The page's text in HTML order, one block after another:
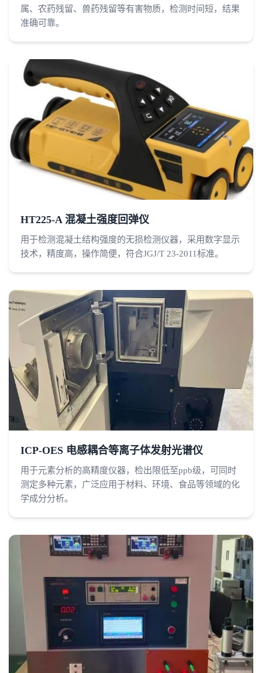
属、农药残留、兽药残留等有害物质，检测时间短，结果
准确可靠。
HT225-A 混凝土强度回弹仪
用于检测混凝土结构强度的无损检测仪器，采用数字显示
技术，精度高，操作简便，符合JGJ/T 23-2011标准。
ICP-OES 电感耦合等离子体发射光谱仪
用于元素分析的高精度仪器，检出限低至ppb级，可同时
测定多种元素，广泛应用于材料、环境、食品等领域的化
学成分分析。